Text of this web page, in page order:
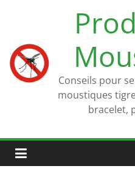
Conseils pour
moustiques
bracelet,